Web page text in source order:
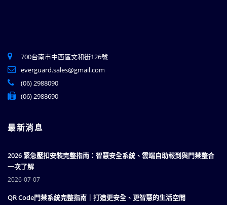
700台南市中西區文和街126號
everguard.sales@gmail.com
(06) 2988090
(06) 2988690
最新消息
2026 緊急壓扣安裝完整指南：智慧安全系統、雲端自助報到與門禁整合
一次了解
2026-07-07
QR Code門禁系統完整指南｜打造更安全、更智慧的生活空間